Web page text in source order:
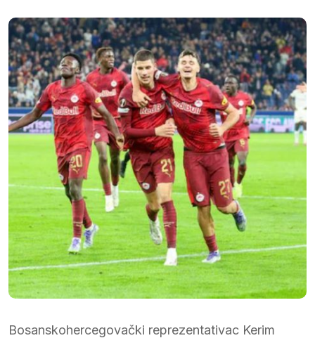
Bosanskohercegovački reprezentativac Kerim